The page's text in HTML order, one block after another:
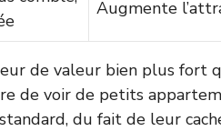
Augmente
de valeur bien plus fort
de voir de petits
du fait de leur